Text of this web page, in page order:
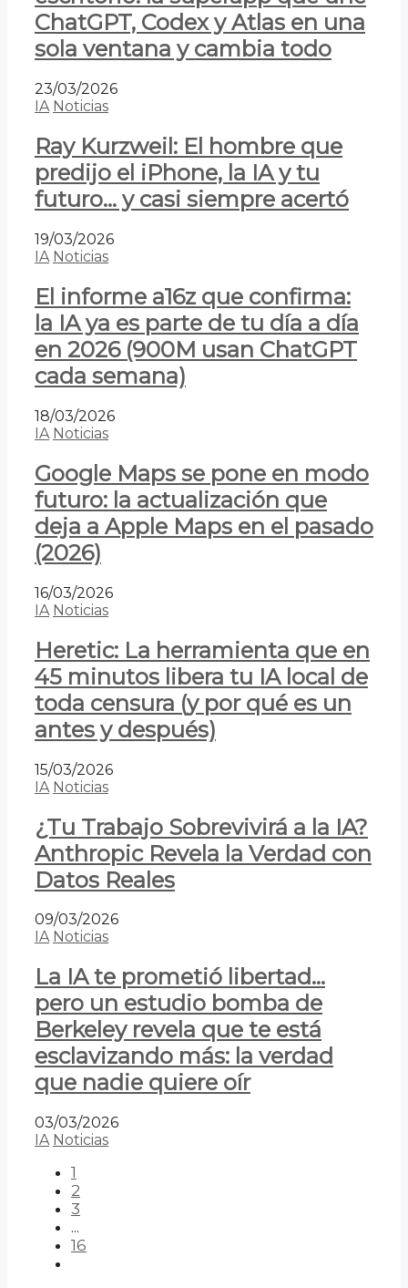
ChatGPT, Codex y Atlas en una
sola ventana y cambia todo
23/03/2026
IA Noticias
Ray Kurzweil: El hombre que
predijo el iPhone, la IA y tu
futuro… y casi siempre acertó
19/03/2026
IA Noticias
El informe a16z que confirma:
la IA ya es parte de tu día a día
en 2026 (900M usan ChatGPT
cada semana)
18/03/2026
IA Noticias
Google Maps se pone en modo
futuro: la actualización que
deja a Apple Maps en el pasado
(2026)
16/03/2026
IA Noticias
Heretic: La herramienta que en
45 minutos libera tu IA local de
toda censura (y por qué es un
antes y después)
15/03/2026
IA Noticias
¿Tu Trabajo Sobrevivirá a la IA?
Anthropic Revela la Verdad con
Datos Reales
09/03/2026
IA Noticias
La IA te prometió libertad…
pero un estudio bomba de
Berkeley revela que te está
esclavizando más: la verdad
que nadie quiere oír
03/03/2026
IA Noticias
1
2
3
...
16